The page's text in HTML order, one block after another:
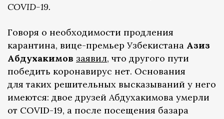
COVID-19.
Говоря о необходимости продления
карантина, вице-премьер Узбекистана Азиз
Абдухакимов заявил, что другого пути
победить коронавирус нет. Основания
для таких решительных высказываний у него
имеются: двое друзей Абдухакимова умерли
от COVID-19, а после посещения базара